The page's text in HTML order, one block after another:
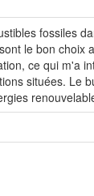
fossiles
le bon choix
ce qui m'a
situées. Le